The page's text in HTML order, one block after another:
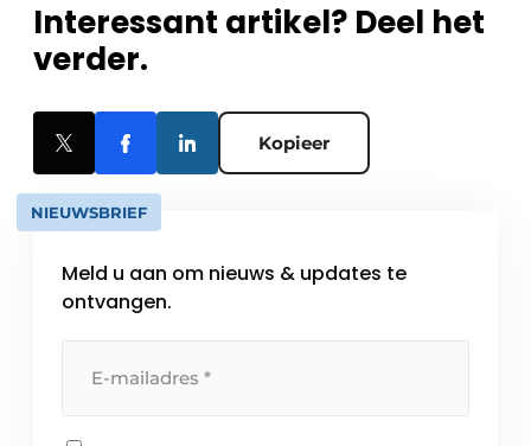
Interessant artikel? Deel het
verder.
Kopieer
NIEUWSBRIEF
Meld u aan om nieuws & updates te
ontvangen.